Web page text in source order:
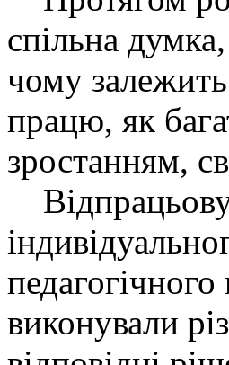
спільна
чому
працю, як
зростанням,
педагогічного
виконували